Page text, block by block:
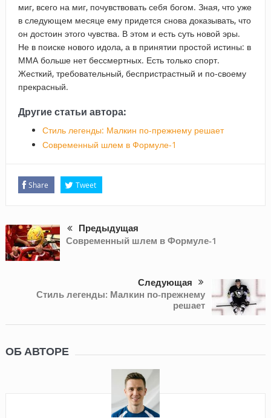
миг, всего на миг, почувствовать себя богом. Зная, что уже
в следующем месяце ему придется снова доказывать, что
он достоин этого чувства. В этом и есть суть новой эры.
Не в поиске нового идола, а в принятии простой истины: в
ММА больше нет бессмертных. Есть только спорт.
Жесткий, требовательный, беспристрастный и по-своему
прекрасный.
Другие статьи автора:
Стиль легенды: Малкин по-прежнему решает
Современный шлем в Формуле-1
Share Tweet
Предыдущая
Современный шлем в Формуле-1
Следующая
Стиль легенды: Малкин по-прежнему
решает
ОБ АВТОРЕ